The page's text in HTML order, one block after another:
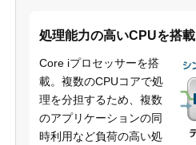
処理能力の高いCPUを搭載
Core iプロセッサーを搭
載。複数のCPUコアで処
理を分担するため、複数
のアプリケーションの同
時利用など負荷の高い処